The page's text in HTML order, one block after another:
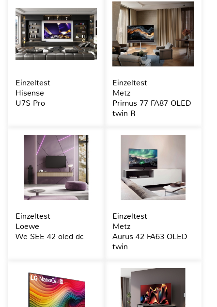
Einzeltest
Hisense
U7S Pro
Einzeltest
Metz
Primus 77 FA87 OLED
twin R
Einzeltest
Loewe
We SEE 42 oled dc
Einzeltest
Metz
Aurus 42 FA63 OLED
twin